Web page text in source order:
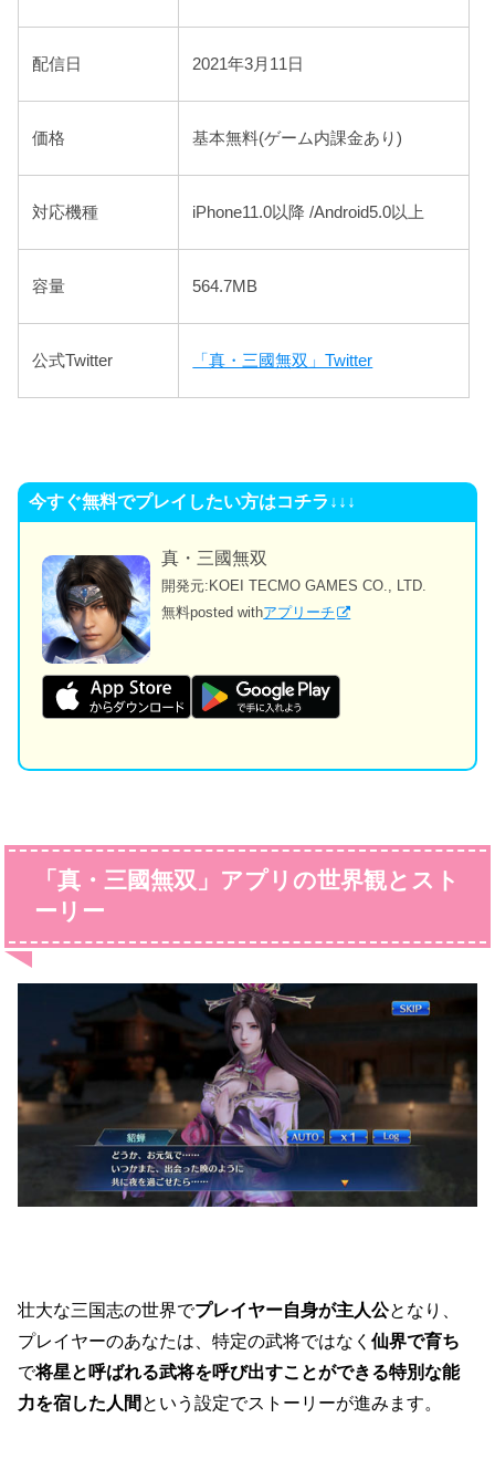
配信日 2021年3月11日
価格 基本無料(ゲーム内課金あり)
対応機種 iPhone11.0以降 /Android5.0以上
容量 564.7MB
公式Twitter 「真・三國無双」Twitter
今すぐ無料でプレイしたい方はコチラ↓↓↓
真・三國無双
開発元: KOEI TECMO GAMES CO., LTD.
無料posted withアプリーチ
「真・三國無双」アプリの世界観とスト
ーリー
壮大な三国志の世界でプレイヤー自身が主人公となり、
プレイヤーのあなたは、特定の武将ではなく仙界で育ち
で将星と呼ばれる武将を呼び出すことができる特別な能
力を宿した人間 という設定でストーリーが進みます。